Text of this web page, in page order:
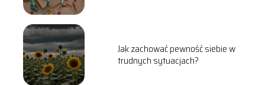
Jak zachować pewność siebie w
trudnych sytuacjach?